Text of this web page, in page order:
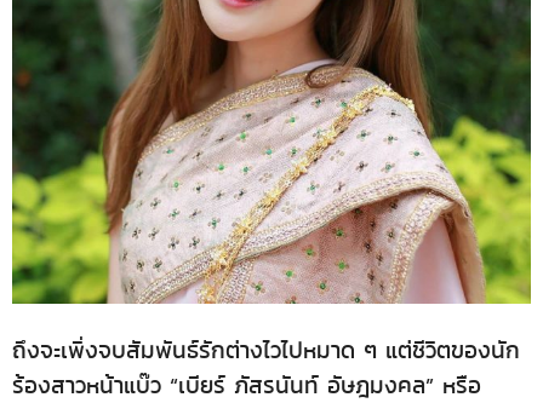
ถึงจะเพิ่งจบสัมพันธ์รักต่างไวไปหมาด ๆ แต่ชีวิตของนัก
ร้องสาวหน้าแบ๊ว “เบียร์ ภัสรนันท์ อัษฎมงคล” หรือ